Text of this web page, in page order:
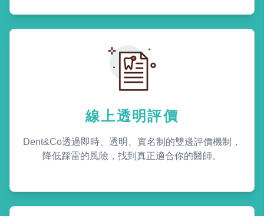
線上透明評價
Dent&Co透過即時、透明、實名制的雙邊評價機制，
降低踩雷的風險，找到真正適合你的醫師。